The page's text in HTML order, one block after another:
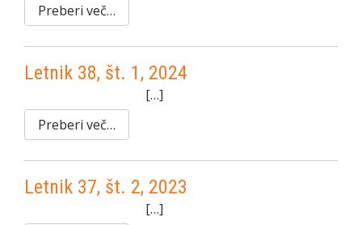
Preberi več…
Letnik 38, št. 1, 2024
[…]
Preberi več…
Letnik 37, št. 2, 2023
[…]